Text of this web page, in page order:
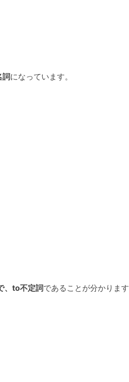
になっています。
、to不定詞であることが分かります